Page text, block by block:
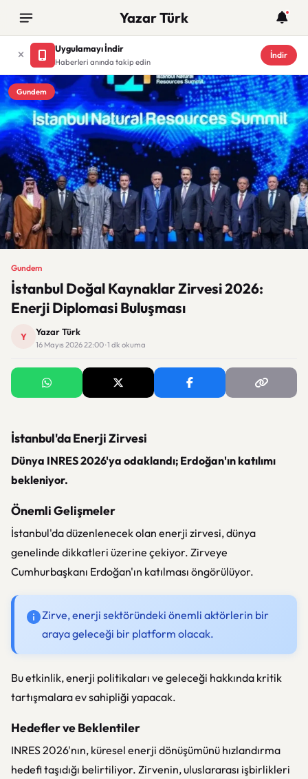
Yazar Türk
Uygulamayı İndir
Haberleri anında takip edin
İndir
Gundem
Gundem
İstanbul Doğal Kaynaklar Zirvesi 2026:
Enerji Diplomasi Buluşması
Y Yazar Türk
16 Mayıs 2026 22:00 · 1 dk okuma
İstanbul'da Enerji Zirvesi
Dünya INRES 2026'ya odaklandı; Erdoğan'ın katılımı
bekleniyor.
Önemli Gelişmeler
İstanbul'da düzenlenecek olan enerji zirvesi, dünya
genelinde dikkatleri üzerine çekiyor. Zirveye
Cumhurbaşkanı Erdoğan'ın katılması öngörülüyor.
Zirve, enerji sektöründeki önemli aktörlerin bir
araya geleceği bir platform olacak.
Bu etkinlik, enerji politikaları ve geleceği hakkında kritik
tartışmalara ev sahipliği yapacak.
Hedefler ve Beklentiler
INRES 2026'nın, küresel enerji dönüşümünü hızlandırma
hedefi taşıdığı belirtiliyor. Zirvenin, uluslararası işbirlikleri